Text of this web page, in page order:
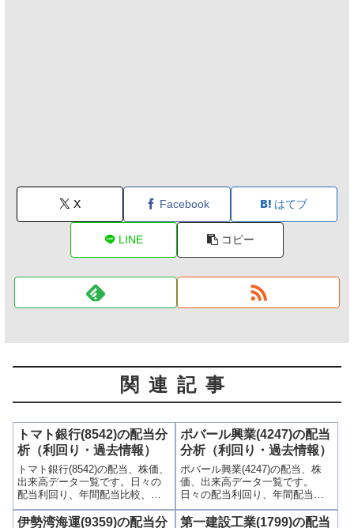
X Facebook はてブ
LINE コピー
関連記事
トマト銀行(8542)の配当分
析（利回り・過去情報）
トマト銀行(8542)の配当、株価、
出来高データ一覧です。日々の
配当利回り、年間配当比較、株
価や出来高との関連、高額配当
目的の買い時チャンスなど、表
ポバール興業(4247)の配当
分析（利回り・過去情報）
ポバール興業(4247)の配当、株
価、出来高データ一覧です。
日々の配当利回り、年間配当比
較、株価や出来高との関連、高
額配当目的の買い時チャンスな
伊勢湾海運(9359)の配当分
第一建設工業(1799)の配当